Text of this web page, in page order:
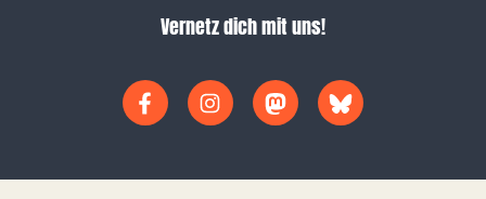
Vernetz dich mit uns!